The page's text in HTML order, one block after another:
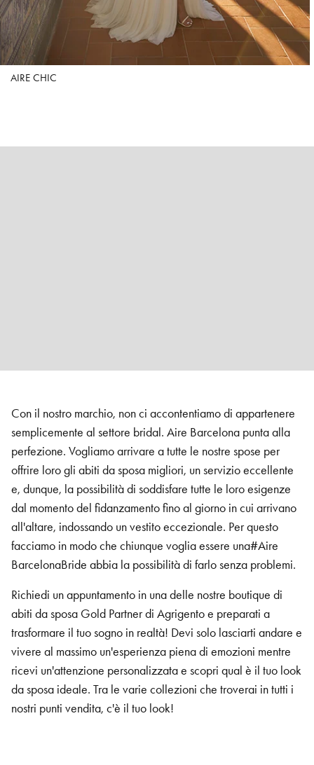
AIRE CHIC
Con il nostro marchio, non ci accontentiamo di appartenere
semplicemente al settore bridal. Aire Barcelona punta alla
perfezione. Vogliamo arrivare a tutte le nostre spose per
offrire loro gli abiti da sposa migliori, un servizio eccellente
e, dunque, la possibilità di soddisfare tutte le loro esigenze
dal momento del fidanzamento fino al giorno in cui arrivano
all'altare, indossando un vestito eccezionale. Per questo
facciamo in modo che chiunque voglia essere una#Aire
BarcelonaBride abbia la possibilità di farlo senza problemi.
Richiedi un appuntamento in una delle nostre boutique di
abiti da sposa Gold Partner di Agrigento e preparati a
trasformare il tuo sogno in realtà! Devi solo lasciarti andare e
vivere al massimo un'esperienza piena di emozioni mentre
ricevi un'attenzione personalizzata e scopri qual è il tuo look
da sposa ideale. Tra le varie collezioni che troverai in tutti i
nostri punti vendita, c'è il tuo look!